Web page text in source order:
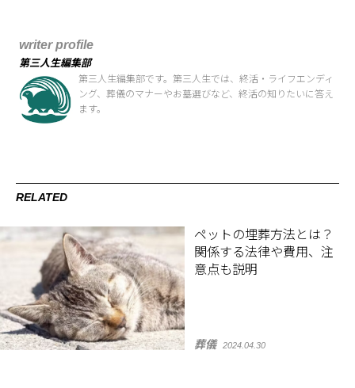
writer profile
第三人生編集部
第三人生編集部です。第三人生では、終活・ライフエンディ
ング、葬儀のマナーやお墓選びなど、終活の知りたいに答え
ます。
RELATED
ペットの埋葬方法とは？
関係する法律や費用、注
意点も説明
葬儀 2024.04.30